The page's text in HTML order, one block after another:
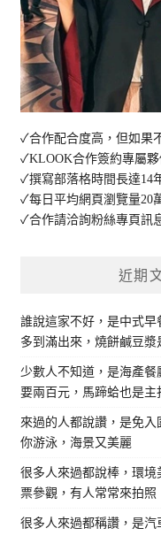
✓合作配合度高，但如果
✓KLOOK合作簽約專屬
✓撰寫部落格時間長達14
✓每日平均網頁瀏覽量20
✓合作請洽詢粉絲專頁訊
近期
誰說這家不好，是中式早
多到滿出來，燒餅鹹豆漿
少數人不知道，是海產餐
要兩百元，馬蹄蛤也是主
來過的人都說讚，是免
你游泳，海景又美麗
很多人來過都說棒，環境
票參觀，有人常常來拍照
很多人來過都稱讚，是